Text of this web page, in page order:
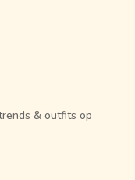
& outfits op